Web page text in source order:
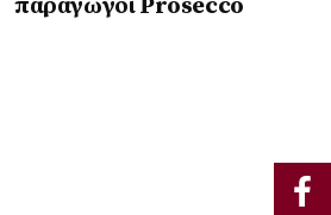
παραγωγοί Prosecco